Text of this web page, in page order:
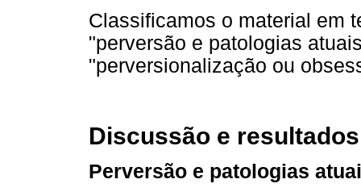
Classificamos o material em
"perversão e patologias
"perversionalização ou
Discussão e resultados
Perversão e patologias